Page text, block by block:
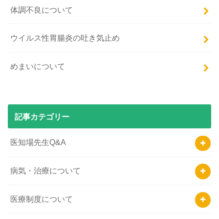
体調不良について
ウイルス性胃腸炎の吐き気止め
めまいについて
記事カテゴリー
医知場先生Q&A
病気・治療について
医療制度について